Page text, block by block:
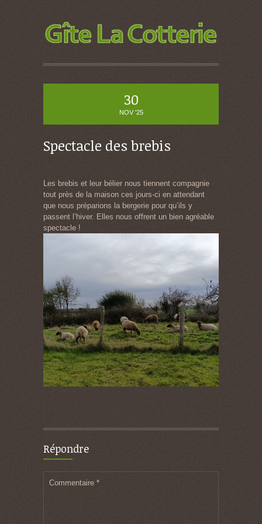
30
NOV '25
Spectacle des brebis
Les brebis et leur bélier nous tiennent compagnie
tout près de la maison ces jours-ci en attendant
que nous préparions la bergerie pour qu’ils y
passent l’hiver. Elles nous offrent un bien agréable
spectacle !
Répondre
Commentaire *